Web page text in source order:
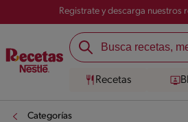
Registrate y descarga nuestros
Recetas
Categorías